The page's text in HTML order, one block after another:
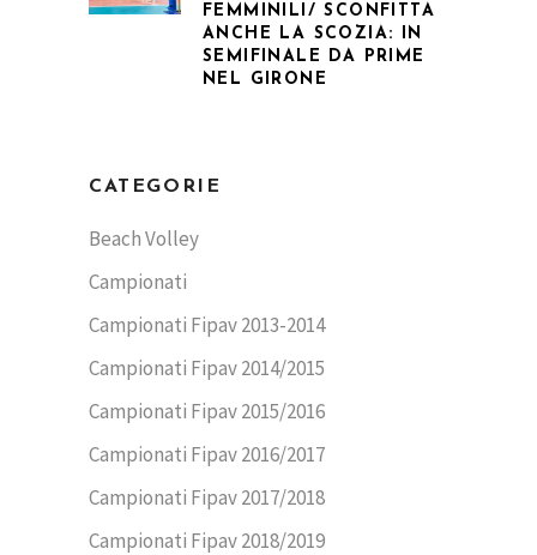
FEMMINILI/ SCONFITTA
ANCHE LA SCOZIA: IN
SEMIFINALE DA PRIME
NEL GIRONE
CATEGORIE
Beach Volley
Campionati
Campionati Fipav 2013-2014
Campionati Fipav 2014/2015
Campionati Fipav 2015/2016
Campionati Fipav 2016/2017
Campionati Fipav 2017/2018
Campionati Fipav 2018/2019